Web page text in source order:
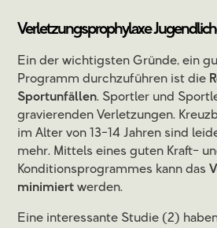
Verletzungsprophylaxe
Ein der wichtigsten Gründe, ein
Programm durchzuführen ist die
Sportunfällen. Sportler und
gravierenden Verletzungen.
im Alter von 13-14 Jahren sind
mehr. Mittels eines guten Kraft-
Konditionsprogrammes kann das
minimiert werden.
Eine interessante Studie (2)